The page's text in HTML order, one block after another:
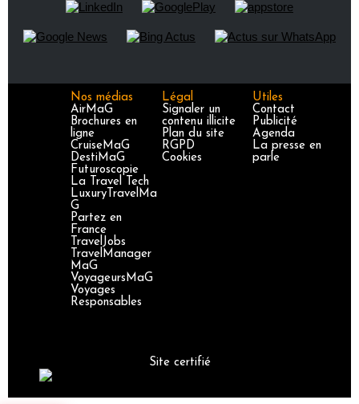
Nos médias
AirMaG
Brochures en
ligne
CruiseMaG
DestiMaG
Futuroscopie
La Travel Tech
LuxuryTravelMa
G
Partez en
France
TravelJobs
TravelManager
MaG
VoyageursMaG
Voyages
Responsables
Légal
Signaler un
contenu illicite
Plan du site
RGPD
Cookies
Utiles
Contact
Publicité
Agenda
La presse en
parle
Site certifié